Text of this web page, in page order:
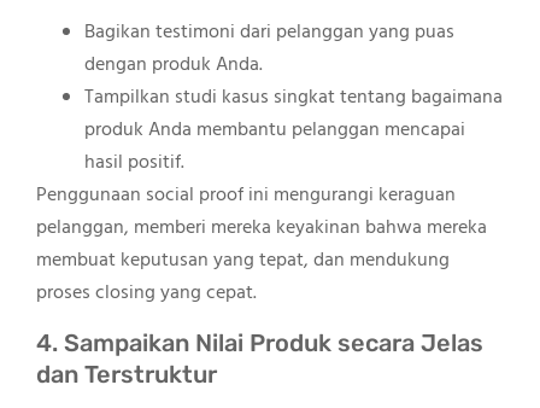
Bagikan testimoni dari pelanggan yang puas
dengan produk Anda.
Tampilkan studi kasus singkat tentang bagaimana
produk Anda membantu pelanggan mencapai
hasil positif.
Penggunaan social proof ini mengurangi keraguan
pelanggan, memberi mereka keyakinan bahwa mereka
membuat keputusan yang tepat, dan mendukung
proses closing yang cepat.
4. Sampaikan Nilai Produk secara Jelas
dan Terstruktur